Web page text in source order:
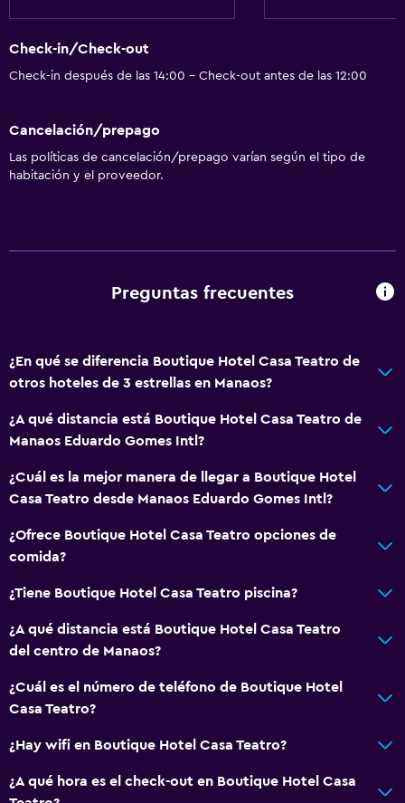
Check-in/Check-out
Check-in después de las 14:00 - Check-out antes de las 12:00
Cancelación/prepago
Las políticas de cancelación/prepago varían según el tipo de
habitación y el proveedor.
Preguntas frecuentes
¿En qué se diferencia Boutique Hotel Casa Teatro de
otros hoteles de 3 estrellas en Manaos?
¿A qué distancia está Boutique Hotel Casa Teatro de
Manaos Eduardo Gomes Intl?
¿Cuál es la mejor manera de llegar a Boutique Hotel
Casa Teatro desde Manaos Eduardo Gomes Intl?
¿Ofrece Boutique Hotel Casa Teatro opciones de
comida?
¿Tiene Boutique Hotel Casa Teatro piscina?
¿A qué distancia está Boutique Hotel Casa Teatro
del centro de Manaos?
¿Cuál es el número de teléfono de Boutique Hotel
Casa Teatro?
¿Hay wifi en Boutique Hotel Casa Teatro?
¿A qué hora es el check-out en Boutique Hotel Casa